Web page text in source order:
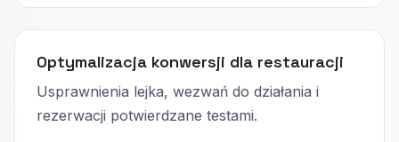
Optymalizacja konwersji dla restauracji
Usprawnienia lejka, wezwań do działania i
rezerwacji potwierdzane testami.